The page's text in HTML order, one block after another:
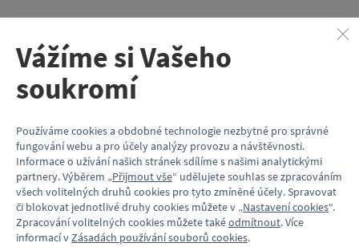
— Rozměr odznaku: 55 × 35 mm
— Odznak má čtyři ostré hroty sloužící k upevnění na látku
Balení
Prodejce
— Muzeum MHD, Dopravní podnik hl. m. Prahy, akciová
společnost, Sokolovská 42/217, Vysočany, 190 00 Praha 9, IČO
00005886
Instrukce k používání
Vážíme si Vašeho
soukromí
Používáme cookies a obdobné technologie nezbytné pro správné
fungování webu a pro účely analýzy provozu a návštěvnosti.
Informace o užívání našich stránek sdílíme s našimi analytickými
partnery. Výběrem „Přijmout vše“ udělujete souhlas se zpracováním
všech volitelných druhů cookies pro tyto zmíněné účely. Spravovat
či blokovat jednotlivé druhy cookies můžete v „Nastavení cookies“.
Zpracování volitelných cookies můžete takéodmítnout. Více
informací vZásadách používání souborů cookies.